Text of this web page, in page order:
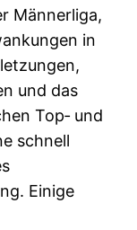
Männerliga,
in
und das
Top‑ und
schnell
Einige